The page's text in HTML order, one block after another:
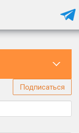
Подписаться